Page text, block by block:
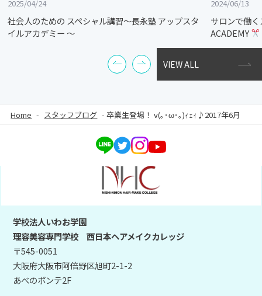
2025/04/24
社会人のための スペシャル講習～長永塾 アップスタ
イルアカデミー ～
2024/06/13
サロンで働
ACADEMY
VIEW ALL
Home - スタッフブログ -卒業生登場！ v(｡･ω･｡)ｨｪｨ♪2017年6月
学校法人いわお学園
理容美容専門学校 西日本ヘアメイクカレッジ
〒545-0051
大阪府大阪市阿倍野区旭町2-1-2
あべのポンテ2F